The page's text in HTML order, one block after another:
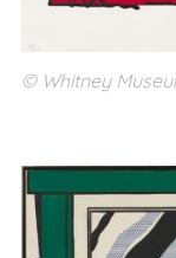
© Whitney